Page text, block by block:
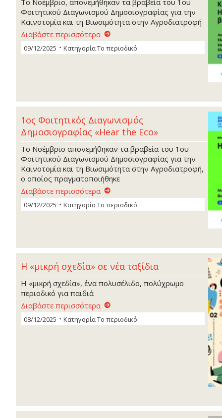
Φοιτητικού Διαγωνισμού Δημοσιογραφίας για την
Καινοτομία και τη Βιωσιμότητα στην Αγροδιατροφή
Διαβάστε περισσότερα
09/12/2025 ΚατηγορίαΤο περιοδικό
1ος Φοιτητικός Διαγωνισμός
Δημοσιογραφίας «Hear the Eco»
To Nοέμβριο απονεμήθηκαν τα βραβεία του 1ου
Φοιτητικού Διαγωνισμού Δημοσιογραφίας για την
Καινοτομία και τη Βιωσιμότητα στην Αγροδιατροφή,
ο οποίος πραγματοποιήθηκε
Διαβάστε περισσότερα
09/12/2025 ΚατηγορίαΤο περιοδικό
Η «μικρή σχεδία» σε νέα ταξίδια
Η «μικρή σχεδία», ένα πολυσέλιδο, πολύχρωμο
περιοδικό για παιδιά
Διαβάστε περισσότερα
08/12/2025 ΚατηγορίαΤο περιοδικό